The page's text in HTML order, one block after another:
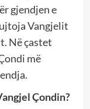
gjendjen e
Vangjelit
Në çastet
më
Çondin?